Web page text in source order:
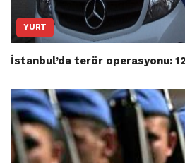
YURT
İstanbul’da terör operasyonu: